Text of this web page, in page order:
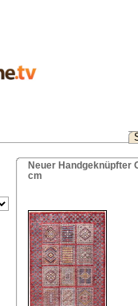
Neuer Handgeknüpfter
cm